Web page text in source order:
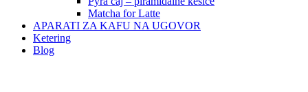
Matcha for Latte
APARATI ZA KAFU NA UGOVOR
Ketering
Blog